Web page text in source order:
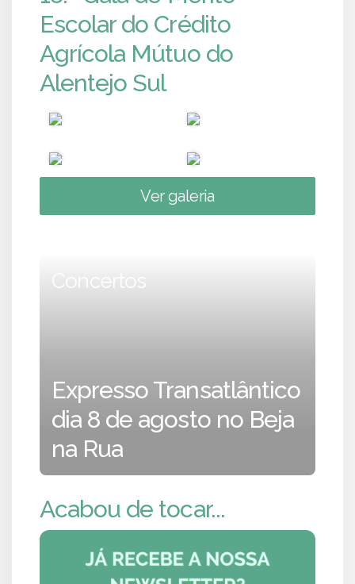
Escolar do Crédito
Agrícola Mútuo do
Alentejo Sul
Ver galeria
Concertos
Expresso Transatlântico
dia 8 de agosto no Beja
na Rua
Acabou de tocar...